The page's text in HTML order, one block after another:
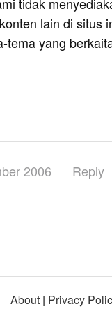
lain di situs
tema yang
2006 Reply
About | Privacy